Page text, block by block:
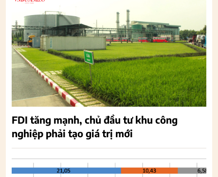
FDI tăng mạnh, chủ đầu tư khu công
nghiệp phải tạo giá trị mới